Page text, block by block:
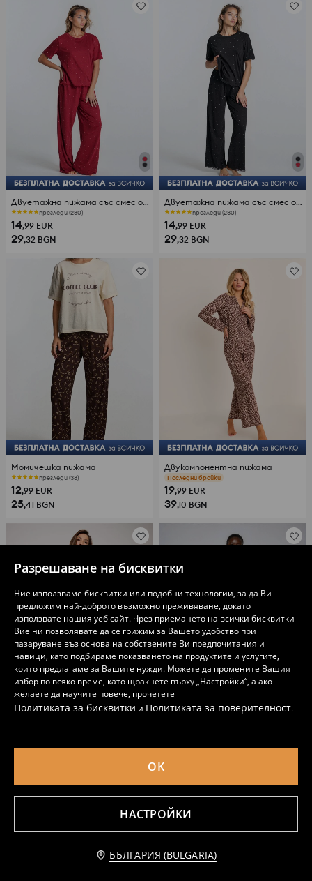
Разрешаване на бисквитки
Ние използваме бисквитки или подобни технологии, за да Ви
предложим най-доброто възможно преживяване, докато
използвате нашия уеб сайт. Чрез приемането на всички бисквитки
Вие ни позволявате да се грижим за Вашето удобство при
пазаруване въз основа на собствените Ви предпочитания и
навици, като подбираме показването на продуктите и услугите,
които предлагаме за Вашите нужди. Можете да промените Вашия
избор по всяко време, като щракнете върху „Настройки“, а ако
желаете да научите повече, прочетете
Политиката за бисквитки и Политиката за поверителност.
НАСТРОЙКИ
OK
БЪЛГАРИЯ (BULGARIA)
Двуетажна пижама със смес от вискоза
прегледи (230)
14,99 EUR
29,32 BGN
Двуетажна пижама със смес от вискоза
прегледи (230)
14,99 EUR
29,32 BGN
Момичешка пижама
прегледи (38)
12,99 EUR
25,41 BGN
Двукомпонентна пижама
прегледи (70)
19,99 EUR
39,10 BGN
Disney Pusheen the Cat